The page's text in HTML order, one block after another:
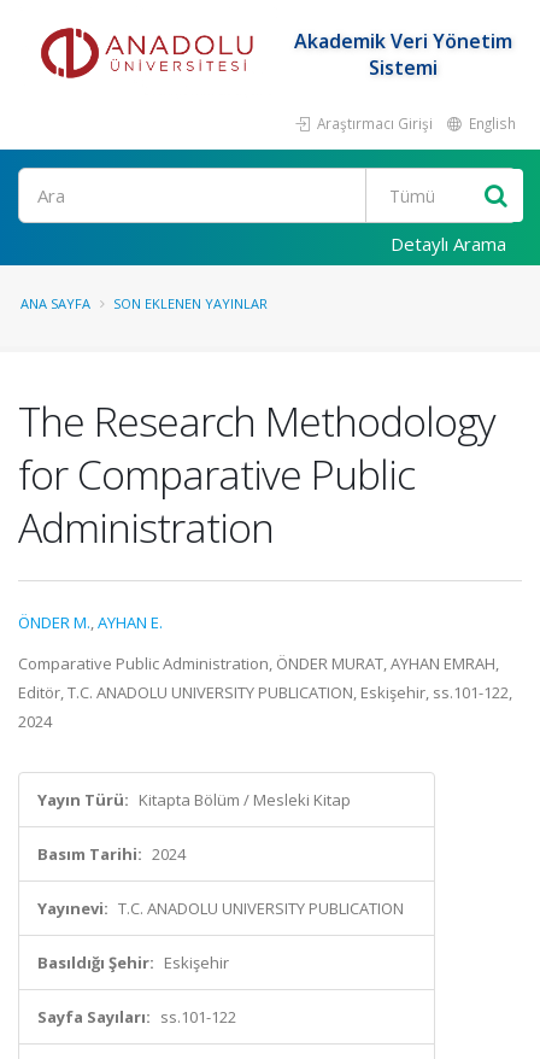
Akademik Veri Yönetim
Sistemi
Araştırmacı Girişi English
Ara
Detaylı Arama
ANA SAYFA SON EKLENEN YAYINLAR
The Research Methodology
for Comparative Public
Administration
ÖNDER M.,AYHAN E.
Comparative Public Administration, ÖNDER MURAT, AYHAN EMRAH,
Editör, T.C. ANADOLU UNIVERSITY PUBLICATION, Eskişehir, ss.101-122,
2024
Yayın Türü: Kitapta Bölüm / Mesleki Kitap
Basım Tarihi: 2024
Yayınevi: T.C. ANADOLU UNIVERSITY PUBLICATION
Basıldığı Şehir: Eskişehir
Sayfa Sayıları: ss.101-122